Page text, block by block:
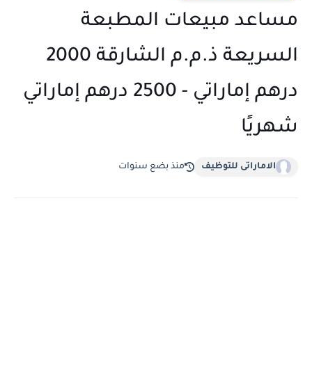
مساعد مبيعات المطبعة
السريعة ذ.م.م الشارقة 2000
درهم إماراتي - 2500 درهم إماراتي
شهريًا
الاماراتى للتوظيف منذ بضع سنوات